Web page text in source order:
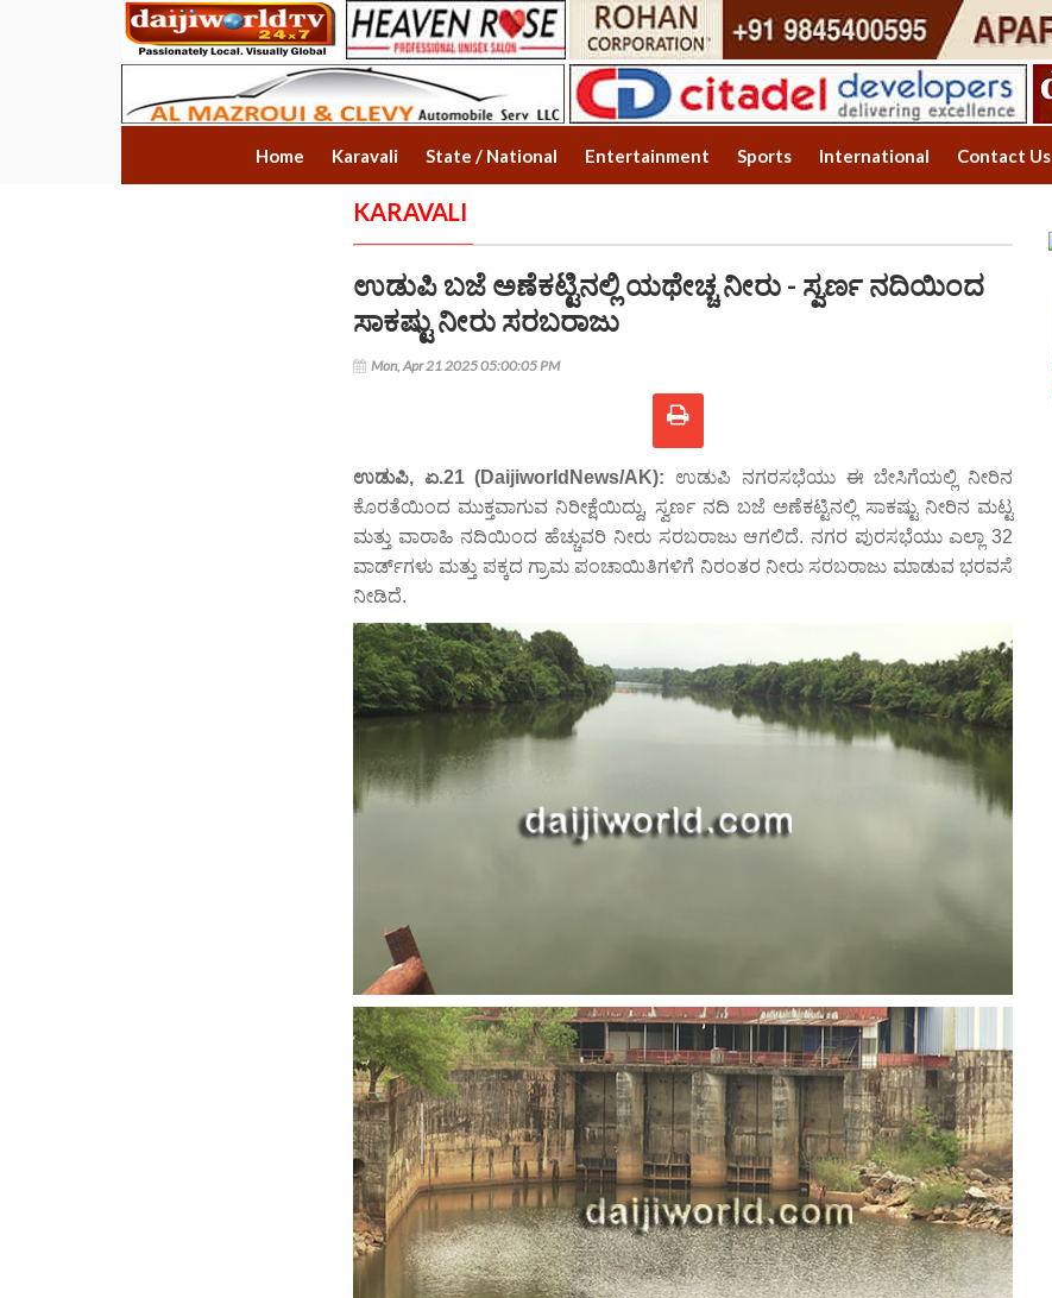
Home Karavali State / National Entertainment Sports International Contact Us
KARAVALI
ಉಡುಪಿ ಬಜೆ ಅಣೆಕಟ್ಟಿನಲ್ಲಿ ಯಥೇಚ್ಚ ನೀರು - ಸ್ವರ್ಣ ನದಿಯಿಂದ
ಸಾಕಷ್ಟು ನೀರು ಸರಬರಾಜು
Mon, Apr 21 2025 05:00:05 PM
ಉಡುಪಿ, ಏ.21 (DaijiworldNews/AK): ಉಡುಪಿ ನಗರಸಭೆಯು ಈ ಬೇಸಿಗೆಯಲ್ಲಿ ನೀರಿನ
ಕೊರತೆಯಿಂದ ಮುಕ್ತವಾಗುವ ನಿರೀಕ್ಷೆಯಿದ್ದು, ಸ್ವರ್ಣ ನದಿ ಬಜೆ ಅಣೆಕಟ್ಟಿನಲ್ಲಿ ಸಾಕಷ್ಟು ನೀರಿನ ಮಟ್ಟ
ಮತ್ತು ವಾರಾಹಿ ನದಿಯಿಂದ ಹೆಚ್ಚುವರಿ ನೀರು ಸರಬರಾಜು ಆಗಲಿದೆ. ನಗರ ಪುರಸಭೆಯು ಎಲ್ಲಾ 32
ವಾರ್ಡ್‌ಗಳು ಮತ್ತು ಪಕ್ಕದ ಗ್ರಾಮ ಪಂಚಾಯಿತಿಗಳಿಗೆ ನಿರಂತರ ನೀರು ಸರಬರಾಜು ಮಾಡುವ ಭರವಸೆ
ನೀಡಿದೆ.